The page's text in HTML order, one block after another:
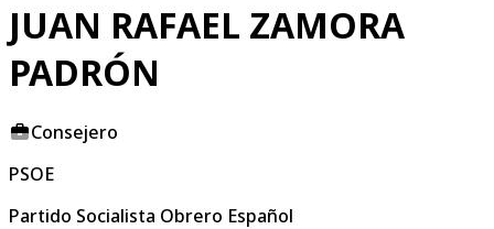
JUAN RAFAEL ZAMORA
PADRÓN
Consejero
PSOE
Partido Socialista Obrero Español